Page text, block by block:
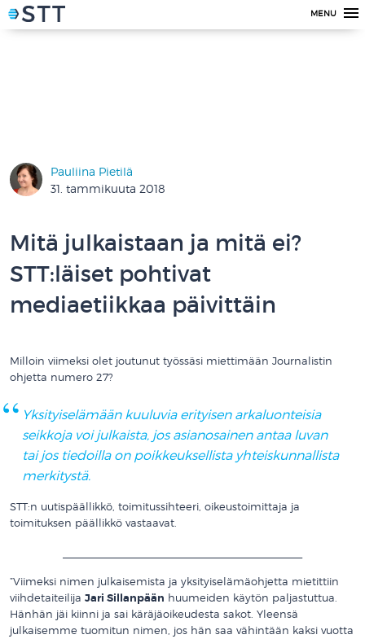
MENU
Pauliina Pietilä
31. tammikuuta 2018
Mitä julkaistaan ja mitä ei?
STT:läiset pohtivat
mediaetiikkaa päivittäin
Milloin viimeksi olet joutunut työssäsi miettimään Journalistin
ohjetta numero 27?
Yksityiselämään kuuluvia erityisen arkaluonteisia
seikkoja voi julkaista, jos asianosainen antaa luvan
tai jos tiedoilla on poikkeuksellista yhteiskunnallista
merkitystä.
STT:n uutispäällikkö, toimitussihteeri, oikeustoimittaja ja
toimituksen päällikkö vastaavat.
”Viimeksi nimen julkaisemista ja yksityiselämäohjetta mietittiin
viihdetaiteilija Jari Sillanpään huumeiden käytön paljastuttua.
Hänhän jäi kiinni ja sai käräjäoikeudesta sakot. Yleensä
julkaisemme tuomitun nimen, jos hän saa vähintään kaksi vuotta